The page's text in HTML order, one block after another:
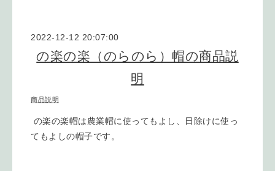
2022-12-12 20:07:00
の楽の楽（のらのら）帽の商品説
明
商品説明
の楽の楽帽は農業帽に使ってもよし、日除けに使っ
てもよしの帽子です。